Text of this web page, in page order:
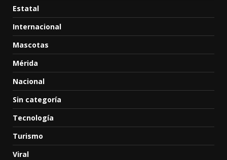
Estatal
Internacional
Mascotas
Mérida
Nacional
Sin categoría
Tecnología
Turismo
Viral